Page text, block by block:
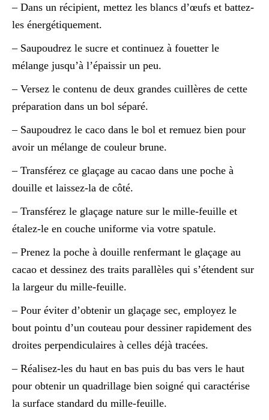
– Dans un récipient, mettez les blancs d’œufs et battez-
les énergétiquement.
– Saupoudrez le sucre et continuez à fouetter le
mélange jusqu’à l’épaissir un peu.
– Versez le contenu de deux grandes cuillères de cette
préparation dans un bol séparé.
– Saupoudrez le caco dans le bol et remuez bien pour
avoir un mélange de couleur brune.
– Transférez ce glaçage au cacao dans une poche à
douille et laissez-la de côté.
– Transférez le glaçage nature sur le mille-feuille et
étalez-le en couche uniforme via votre spatule.
– Prenez la poche à douille renfermant le glaçage au
cacao et dessinez des traits parallèles qui s’étendent sur
la largeur du mille-feuille.
– Pour éviter d’obtenir un glaçage sec, employez le
bout pointu d’un couteau pour dessiner rapidement des
droites perpendiculaires à celles déjà tracées.
– Réalisez-les du haut en bas puis du bas vers le haut
pour obtenir un quadrillage bien soigné qui caractérise
la surface standard du mille-feuille.